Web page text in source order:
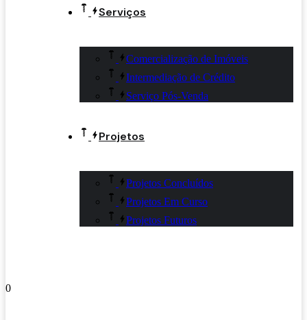
Serviços
Comercialização de Imóveis
Intermediação de Crédito
Serviço Pós-Venda
Projetos
Projetos Concluídos
Projetos Em Curso
Projetos Futuros
0